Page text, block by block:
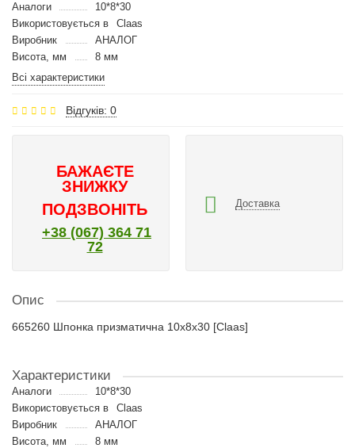
Аналоги
10*8*30
Використовується в
Claas
Виробник
АНАЛОГ
Висота, мм
8 мм
Всі характеристики
Відгуків: 0
БАЖАЄТЕ
ЗНИЖКУ
ПОДЗВОНІТЬ
+38 (067) 364 71
72
Доставка
Опис
665260 Шпонка призматична 10x8x30 [Claas]
Характеристики
Аналоги
10*8*30
Використовується в
Claas
Виробник
АНАЛОГ
Висота, мм
8 мм